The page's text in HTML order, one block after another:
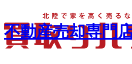
不動産売却専門